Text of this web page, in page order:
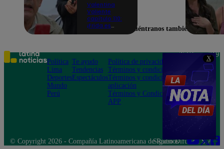
X
Valentina
Valiente
capítulo 110:
¡Frida es
Encuéntranos también en
Política
Lima
Deportes
Mundo
Perú
Te ayudo
Tendencias
Espectáculos
Política de privacidad
Términos y condiciones
Términos y condiciones
aplicación
Términos y Condiciones
APP
Teléfono: 219
Av. San
Felipe 968
Jesús María
© Copyright 2026 - Compañía Latinoamericana de Radio Difusión S.A.
Síguenos